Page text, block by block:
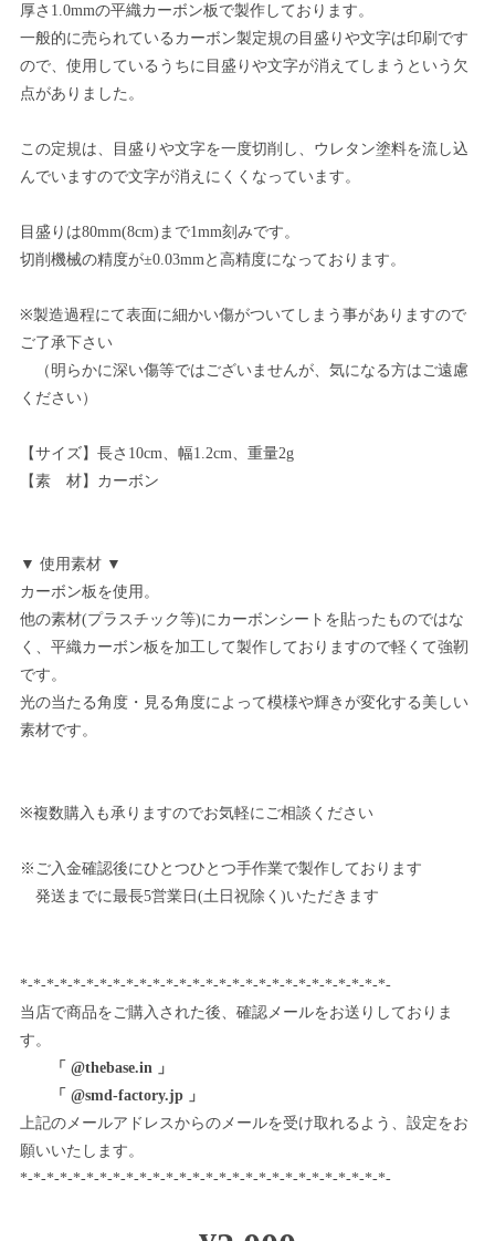
厚さ1.0mmの平織カーボン板で製作しております。
一般的に売られているカーボン製定規の目盛りや文字は印刷です
ので、使用しているうちに目盛りや文字が消えてしまうという欠
点がありました。
この定規は、目盛りや文字を一度切削し、ウレタン塗料を流し込
んでいますので文字が消えにくくなっています。
目盛りは80mm(8cm)まで1mm刻みです。
切削機械の精度が±0.03mmと高精度になっております。
※製造過程にて表面に細かい傷がついてしまう事がありますので
ご了承下さい
（明らかに深い傷等ではございませんが、気になる方はご遠慮
ください）
【サイズ】長さ10cm、幅1.2cm、重量2g
【素 材】カーボン
▼ 使用素材 ▼
カーボン板を使用。
他の素材(プラスチック等)にカーボンシートを貼ったものではな
く、平織カーボン板を加工して製作しておりますので軽くて強靭
です。
光の当たる角度・見る角度によって模様や輝きが変化する美しい
素材です。
※複数購入も承りますのでお気軽にご相談ください
※ご入金確認後にひとつひとつ手作業で製作しております
発送までに最長5営業日(土日祝除く)いただきます
*-*-*-*-*-*-*-*-*-*-*-*-*-*-*-*-*-*-*-*-*-*-*-*-*-*-*-*-
当店で商品をご購入された後、確認メールをお送りしておりま
す。
「 @thebase.in 」
「 @smd-factory.jp 」
上記のメールアドレスからのメールを受け取れるよう、設定をお
願いいたします。
*-*-*-*-*-*-*-*-*-*-*-*-*-*-*-*-*-*-*-*-*-*-*-*-*-*-*-*-